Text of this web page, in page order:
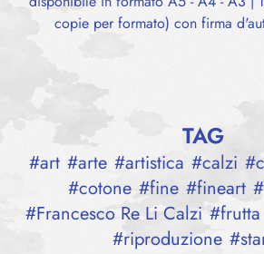
copie per formato) con firma
TAG
#art #arte #artistica #calzi #
#cotone #fine #fineart #
#Francesco Re Li Calzi #frutta
#riproduzione #